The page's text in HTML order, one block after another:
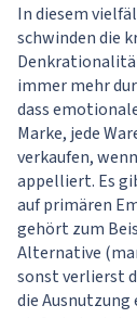
In diesem
schwinden die
immer mehr
dass
Marke, jede
verkaufen,
appelliert. Es
auf primären
gehört zum
Alternative
sonst verlierst
die